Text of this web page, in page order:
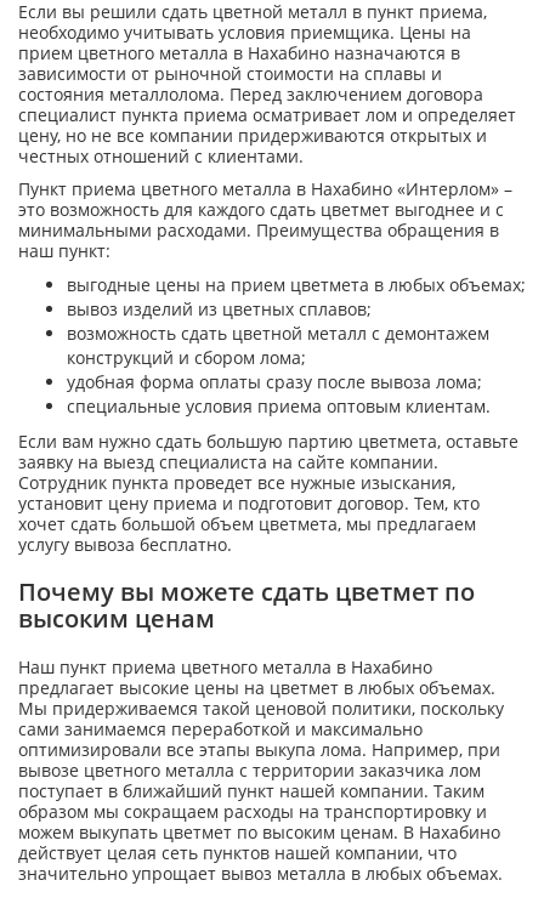
Если вы решили сдать цветной металл в пункт приема,
необходимо учитывать условия приемщика. Цены на
прием цветного металла в Нахабино назначаются в
зависимости от рыночной стоимости на сплавы и
состояния металлолома. Перед заключением договора
специалист пункта приема осматривает лом и определяет
цену, но не все компании придерживаются открытых и
честных отношений с клиентами.
Пункт приема цветного металла в Нахабино «Интерлом» –
это возможность для каждого сдать цветмет выгоднее и с
минимальными расходами. Преимущества обращения в
наш пункт:
выгодные цены на прием цветмета в любых объемах;
вывоз изделий из цветных сплавов;
возможность сдать цветной металл с демонтажем
конструкций и сбором лома;
удобная форма оплаты сразу после вывоза лома;
специальные условия приема оптовым клиентам.
Если вам нужно сдать большую партию цветмета, оставьте
заявку на выезд специалиста на сайте компании.
Сотрудник пункта проведет все нужные изыскания,
установит цену приема и подготовит договор. Тем, кто
хочет сдать большой объем цветмета, мы предлагаем
услугу вывоза бесплатно.
Почему вы можете сдать цветмет по
высоким ценам
Наш пункт приема цветного металла в Нахабино
предлагает высокие цены на цветмет в любых объемах.
Мы придерживаемся такой ценовой политики, поскольку
сами занимаемся переработкой и максимально
оптимизировали все этапы выкупа лома. Например, при
вывозе цветного металла с территории заказчика лом
поступает в ближайший пункт нашей компании. Таким
образом мы сокращаем расходы на транспортировку и
можем выкупать цветмет по высоким ценам. В Нахабино
действует целая сеть пунктов нашей компании, что
значительно упрощает вывоз металла в любых объемах.